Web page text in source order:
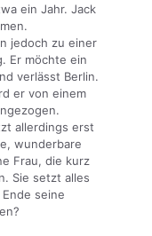
ein Jahr. Jack
jedoch zu einer
Er möchte ein
verlässt Berlin.
er von einem
allerdings erst
wunderbare
Frau, die kurz
Sie setzt alles
seine